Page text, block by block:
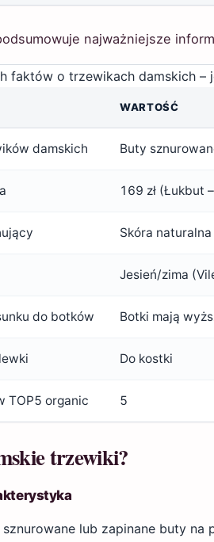
najważniejsze
faktów o trzewikach damskich –
WARTOŚĆ
damskich Buty
169 zł (Łukbut
Skóra
Jesień/zima
do botków Botki mają
Do kostki
TOP5 organic 5
trzewiki?
lub zapinane buty na